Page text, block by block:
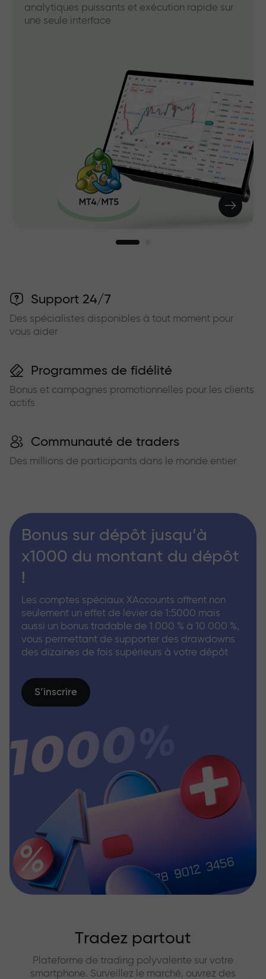
analytiques puissants et exécution rapide sur
une seule interface
Support 24/7
Des spécialistes disponibles à tout moment pour
vous aider
Programmes de fidélité
Bonus et campagnes promotionnelles pour les clients
actifs
Communauté de traders
Des millions de participants dans le monde entier
Bonus sur dépôt jusqu’à
x1000 du montant du dépôt
!
Les comptes spéciaux XAccounts offrent non
seulement un effet de levier de 1:5000 mais
aussi un bonus tradable de 1 000 % à 10 000 %,
vous permettant de supporter des drawdowns
des dizaines de fois supérieurs à votre dépôt
S’inscrire
Tradez partout
Plateforme de trading polyvalente sur votre
smartphone. Surveillez le marché, ouvrez des